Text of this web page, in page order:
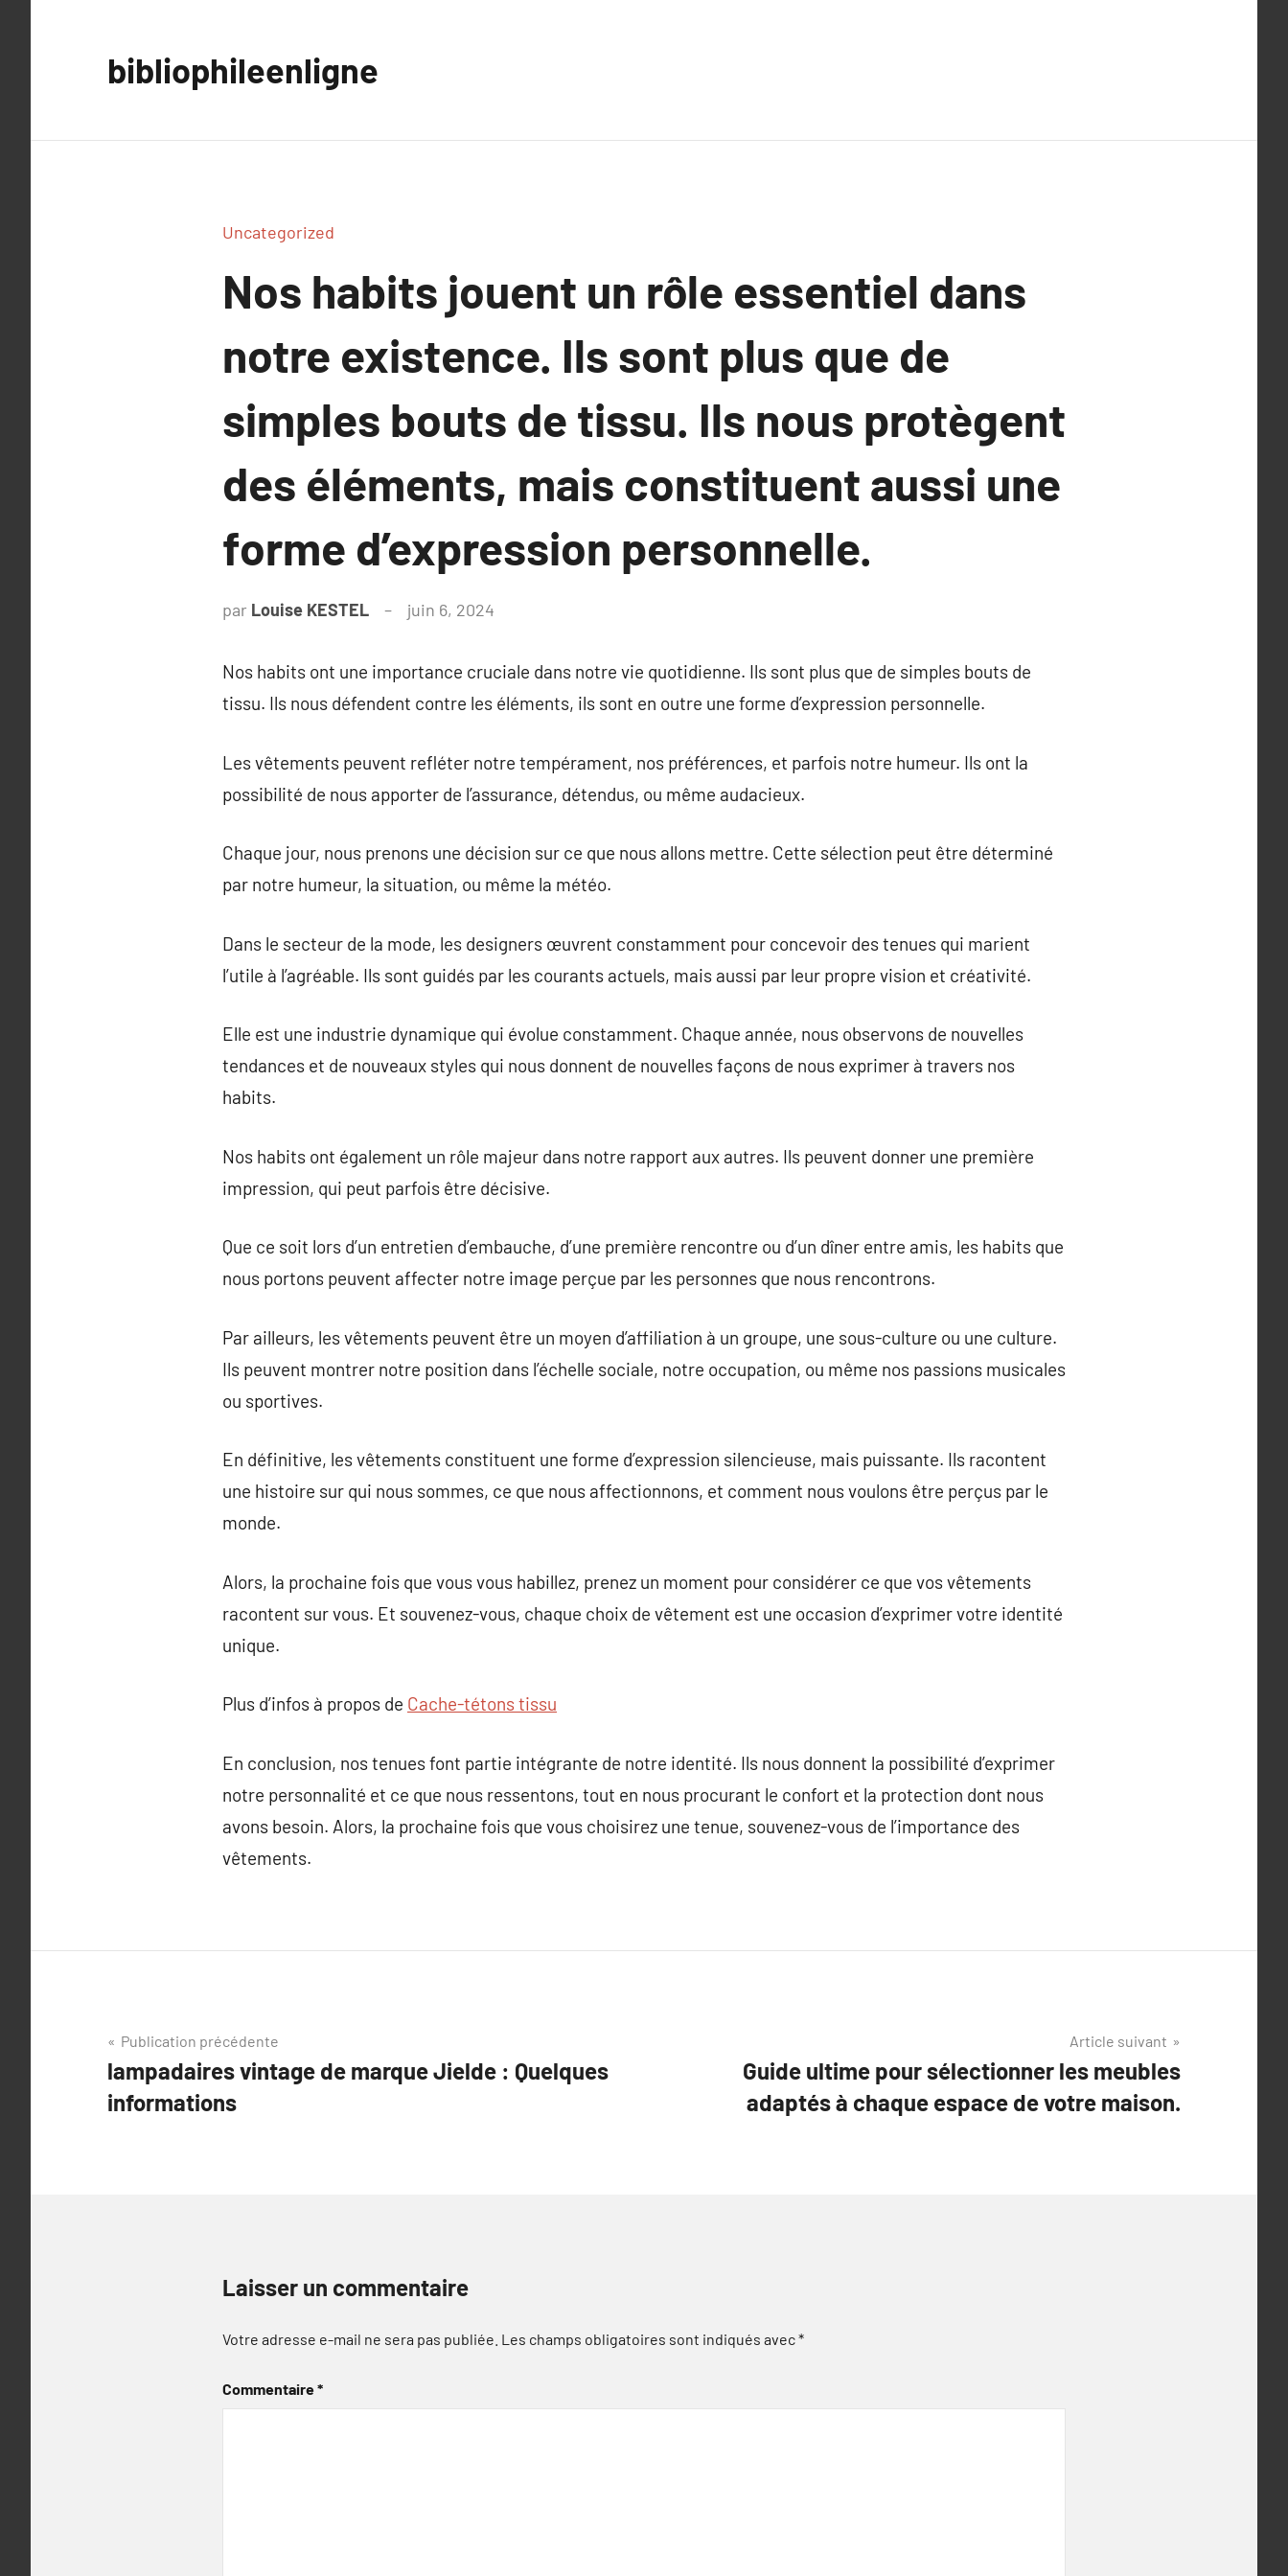
bibliophileenligne
Uncategorized
Nos habits jouent un rôle essentiel dans
notre existence. Ils sont plus que de
simples bouts de tissu. Ils nous protègent
des éléments, mais constituent aussi une
forme d’expression personnelle.
par Louise KESTEL juin 6, 2024
Nos habits ont une importance cruciale dans notre vie quotidienne. Ils sont plus que de simples bouts de
tissu. Ils nous défendent contre les éléments, ils sont en outre une forme d’expression personnelle.
Les vêtements peuvent refléter notre tempérament, nos préférences, et parfois notre humeur. Ils ont la
possibilité de nous apporter de l’assurance, détendus, ou même audacieux.
Chaque jour, nous prenons une décision sur ce que nous allons mettre. Cette sélection peut être déterminé
par notre humeur, la situation, ou même la météo.
Dans le secteur de la mode, les designers œuvrent constamment pour concevoir des tenues qui marient
l’utile à l’agréable. Ils sont guidés par les courants actuels, mais aussi par leur propre vision et créativité.
Elle est une industrie dynamique qui évolue constamment. Chaque année, nous observons de nouvelles
tendances et de nouveaux styles qui nous donnent de nouvelles façons de nous exprimer à travers nos
habits.
Nos habits ont également un rôle majeur dans notre rapport aux autres. Ils peuvent donner une première
impression, qui peut parfois être décisive.
Que ce soit lors d’un entretien d’embauche, d’une première rencontre ou d’un dîner entre amis, les habits que
nous portons peuvent affecter notre image perçue par les personnes que nous rencontrons.
Par ailleurs, les vêtements peuvent être un moyen d’affiliation à un groupe, une sous-culture ou une culture.
Ils peuvent montrer notre position dans l’échelle sociale, notre occupation, ou même nos passions musicales
ou sportives.
En définitive, les vêtements constituent une forme d’expression silencieuse, mais puissante. Ils racontent
une histoire sur qui nous sommes, ce que nous affectionnons, et comment nous voulons être perçus par le
monde.
Alors, la prochaine fois que vous vous habillez, prenez un moment pour considérer ce que vos vêtements
racontent sur vous. Et souvenez-vous, chaque choix de vêtement est une occasion d’exprimer votre identité
unique.
Plus d’infos à propos de Cache-tétons tissu
En conclusion, nos tenues font partie intégrante de notre identité. Ils nous donnent la possibilité d’exprimer
notre personnalité et ce que nous ressentons, tout en nous procurant le confort et la protection dont nous
avons besoin. Alors, la prochaine fois que vous choisirez une tenue, souvenez-vous de l’importance des
vêtements.
Navigation
de
l’article
Publication précédente
lampadaires vintage de marque Jielde : Quelques
informations
Article suivant
Guide ultime pour sélectionner les meubles
adaptés à chaque espace de votre maison.
Laisser un commentaire
Votre adresse e-mail ne sera pas publiée. Les champs obligatoires sont indiqués avec*
Commentaire*